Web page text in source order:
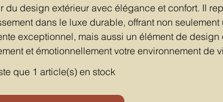
du design extérieur avec élégance et confort. Il
dans le luxe durable, offrant non
exceptionnel, mais aussi un élément de
et émotionnellement votre environnement de
que 1 article(s) en stock